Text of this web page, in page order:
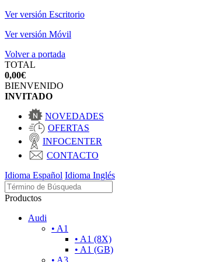
Ver versión Escritorio
Ver versión Móvil
Volver a portada
TOTAL
0,00€
BIENVENIDO
INVITADO
NOVEDADES
OFERTAS
INFOCENTER
CONTACTO
Idioma Español Idioma Inglés
Productos
Audi
• A1
• A1 (8X)
• A1 (GB)
• A3